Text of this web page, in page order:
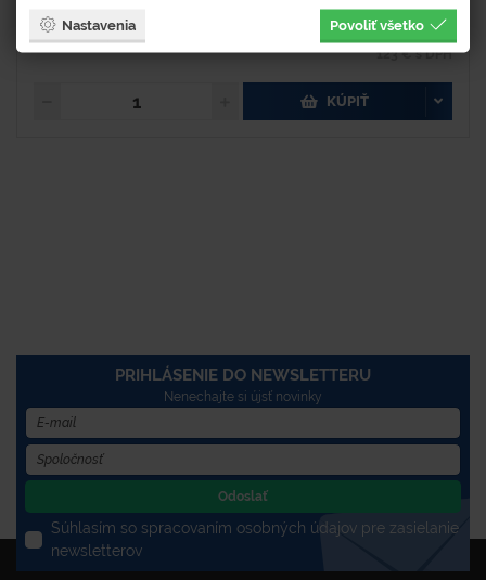
100 €
123 € s DPH
KÚPIŤ
PRIHLÁSENIE DO NEWSLETTERU
Nenechajte si újsť novinky
Odoslať
Súhlasím so spracovaním osobných údajov pre zasielanie
newsletterov
Nastavenia Povoliť všetko